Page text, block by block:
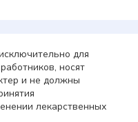
для
носят
и не должны
лекарственных